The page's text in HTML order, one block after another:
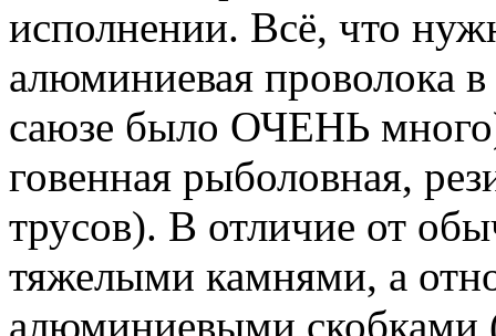
исполнении. Всё, что
алюминиевая проволока
саюзе было ОЧЕНЬ
говенная рыболовная,
трусов). В отличие от
тяжелыми камнями, а
алюминиевыми скобками